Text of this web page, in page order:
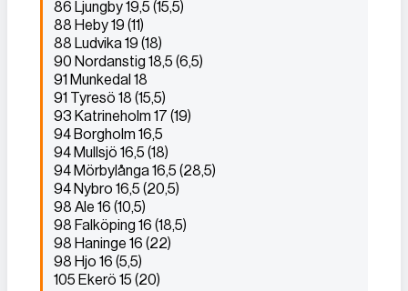
86 Ljungby 19,5 (15,5)
88 Heby 19 (11)
88 Ludvika 19 (18)
90 Nordanstig 18,5 (6,5)
91 Munkedal 18
91 Tyresö 18 (15,5)
93 Katrineholm 17 (19)
94 Borgholm 16,5
94 Mullsjö 16,5 (18)
94 Mörbylånga 16,5 (28,5)
94 Nybro 16,5 (20,5)
98 Ale 16 (10,5)
98 Falköping 16 (18,5)
98 Haninge 16 (22)
98 Hjo 16 (5,5)
105 Ekerö 15 (20)